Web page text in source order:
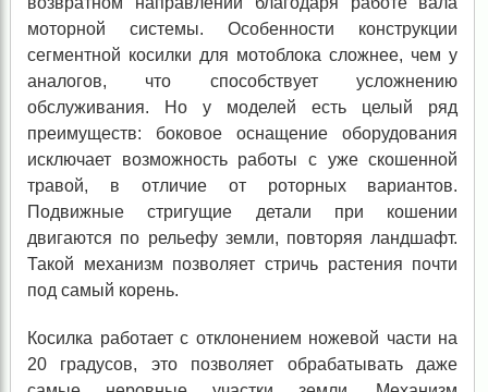
моторной системы. Особенности конструкции
сегментной косилки для мотоблока сложнее, чем у
аналогов, что способствует усложнению
обслуживания. Но у моделей есть целый ряд
преимуществ: боковое оснащение оборудования
исключает возможность работы с уже скошенной
травой, в отличие от роторных вариантов.
Подвижные стригущие детали при кошении
двигаются по рельефу земли, повторяя ландшафт.
Такой механизм позволяет стричь растения почти
под самый корень.
Косилка работает с отклонением ножевой части на
20 градусов, это позволяет обрабатывать даже